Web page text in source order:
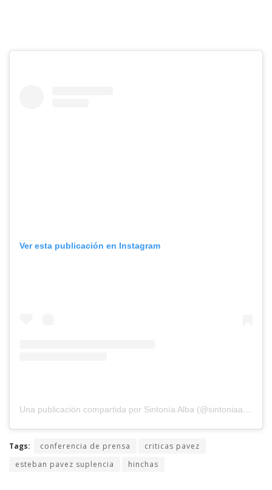
Ver esta publicación en Instagram
Una publicación compartida por Sintonía Alba (@sintoniaalbaradio)
Tags: conferencia de prensa
criticas pavez
esteban pavez suplencia
hinchas